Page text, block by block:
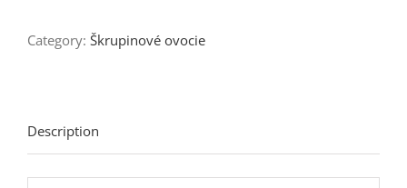
Category: Škrupinové ovocie
Description